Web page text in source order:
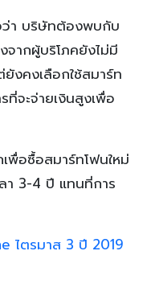
า บริษัทต้องพบกับ
ากผู้บริโภคยังไม่มี
งคงเลือกใช้สมาร์ท
ที่จะจ่ายเงินสูงเพื่อ
พื่อซื้อสมาร์ทโฟนใหม่
ลา 3-4 ปี แทนที่การ
ไตรมาส 3 ปี 2019